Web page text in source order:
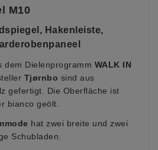
M10
Hakenleiste,
dem Dielenprogramm WALK IN
Tjørnbo sind aus
gefertigt. Die Oberfläche ist
bianco geölt.
hat zwei breite und zwei
Schubladen.